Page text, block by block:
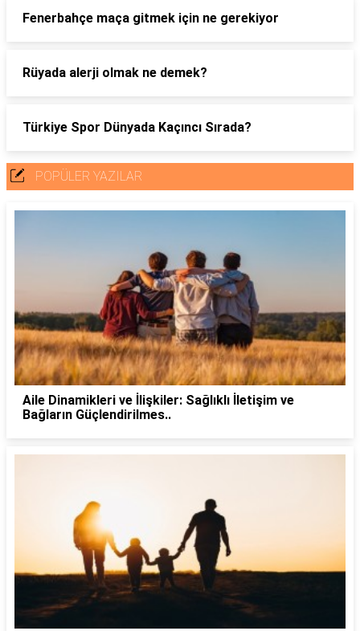
Fenerbahçe maça gitmek için ne gerekiyor
Rüyada alerji olmak ne demek?
Türkiye Spor Dünyada Kaçıncı Sırada?
POPÜLER YAZILAR
Aile Dinamikleri ve İlişkiler: Sağlıklı İletişim ve
Bağların Güçlendirilmes..